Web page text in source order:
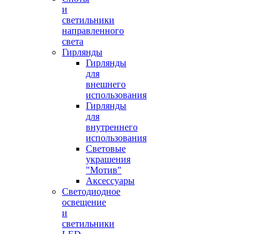
и
светильники
направленного
света
Гирлянды
Гирлянды
для
внешнего
использования
Гирлянды
для
внутреннего
использования
Световые
украшения
"Мотив"
Аксессуары
Светодиодное
освещение
и
светильники